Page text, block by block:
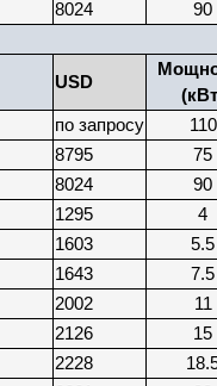
8024
90
USD
по запросу 110
8795
75
8024 90
1295
4
1603
5.5
1643 7.5
2002
11
2126
15
2228